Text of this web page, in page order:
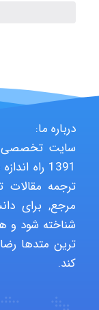
درباره ما:
سایت تخصصی
1391 راه
ترجمه
مرجع, برای
شناخته شود و
ترین متدها
کند.